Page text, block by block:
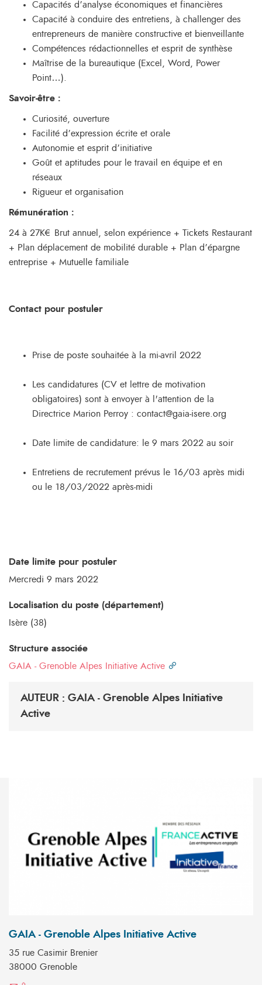
Capacités d’analyse économiques et financières
Capacité à conduire des entretiens, à challenger des
entrepreneurs de manière constructive et bienveillante
Compétences rédactionnelles et esprit de synthèse
Maîtrise de la bureautique (Excel, Word, Power
Point…).
Savoir-être :
Curiosité, ouverture
Facilité d’expression écrite et orale
Autonomie et esprit d’initiative
Goût et aptitudes pour le travail en équipe et en
réseaux
Rigueur et organisation
Rémunération :
24 à 27K€ Brut annuel, selon expérience + Tickets Restaurant
+ Plan déplacement de mobilité durable + Plan d’épargne
entreprise + Mutuelle familiale
Contact pour postuler
Prise de poste souhaitée à la mi-avril 2022
Les candidatures (CV et lettre de motivation
obligatoires) sont à envoyer à l'attention de la
Directrice Marion Perroy : contact@gaia-isere.org
Date limite de candidature: le 9 mars 2022 au soir
Entretiens de recrutement prévus le 16/03 après midi
ou le 18/03/2022 après-midi
Date limite pour postuler
Mercredi 9 mars 2022
Localisation du poste (département)
Isère (38)
Structure associée
GAIA - Grenoble Alpes Initiative Active
AUTEUR : GAIA - Grenoble Alpes Initiative
Active
GAIA - Grenoble Alpes Initiative Active
35 rue Casimir Brenier
38000 Grenoble